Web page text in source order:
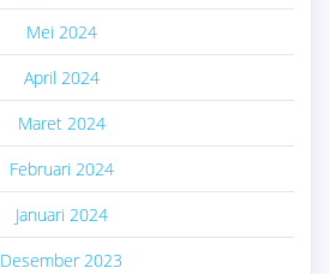
Mei 2024
April 2024
Maret 2024
Februari 2024
Januari 2024
Desember 2023